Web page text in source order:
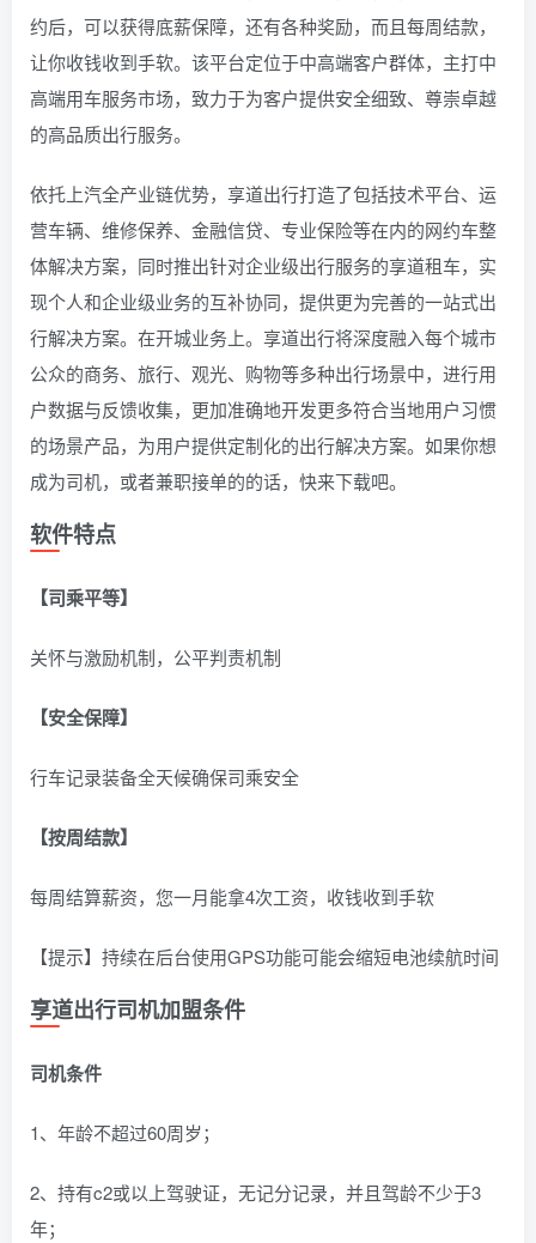
约后，可以获得底薪保障，还有各种奖励，而且每周结款，
让你收钱收到手软。该平台定位于中高端客户群体，主打中
高端用车服务市场，致力于为客户提供安全细致、尊崇卓越
的高品质出行服务。
依托上汽全产业链优势，享道出行打造了包括技术平台、运
营车辆、维修保养、金融信贷、专业保险等在内的网约车整
体解决方案，同时推出针对企业级出行服务的享道租车，实
现个人和企业级业务的互补协同，提供更为完善的一站式出
行解决方案。在开城业务上。享道出行将深度融入每个城市
公众的商务、旅行、观光、购物等多种出行场景中，进行用
户数据与反馈收集，更加准确地开发更多符合当地用户习惯
的场景产品，为用户提供定制化的出行解决方案。如果你想
成为司机，或者兼职接单的的话，快来下载吧。
软件特点
【司乘平等】
关怀与激励机制，公平判责机制
【安全保障】
行车记录装备全天候确保司乘安全
【按周结款】
每周结算薪资，您一月能拿4次工资，收钱收到手软
【提示】持续在后台使用GPS功能可能会缩短电池续航时间
享道出行司机加盟条件
司机条件
1、年龄不超过60周岁；
2、持有c2或以上驾驶证，无记分记录，并且驾龄不少于3
年；